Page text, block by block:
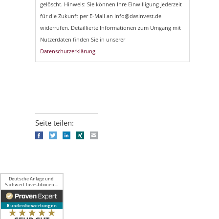
gelöscht. Hinweis: Sie können Ihre Einwilligung jederzeit
für die Zukunft per E-Mail an info@dasinvest.de
widerrufen. Detaillierte Informationen zum Umgang mit
Nutzerdaten finden Sie in unserer
Datenschutzerklärung
Seite teilen:
FacebookTwitterLinkedIn
Xing